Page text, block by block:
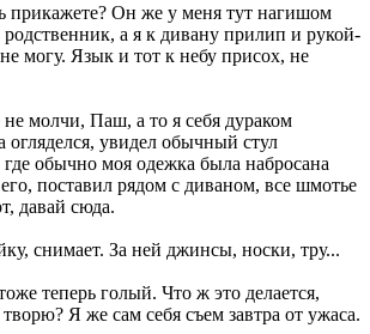
прикажете? Он же у меня тут нагишом
а я к дивану прилип и рукой-
могу. Язык и тот к небу присох, не
молчи, Паш, а то я себя дураком
огляделся, увидел обычный стул
где обычно моя одежка была набросана
поставил рядом с диваном, все шмотье
давай сюда.
снимает. За ней джинсы, носки, тру...
теперь голый. Что ж это делается,
Я же сам себя съем завтра от ужаса.